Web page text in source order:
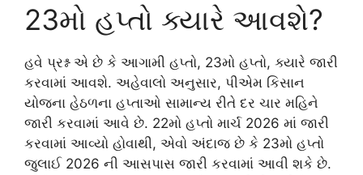
23મો હપ્તો ક્યારે આવશે?
હવે પ્રશ્ન એ છે કે આગામી હપ્તો, 23મો હપ્તો, ક્યારે જારી
કરવામાં આવશે. અહેવાલો અનુસાર, પીએમ કિસાન
યોજના હેઠળના હપ્તાઓ સામાન્ય રીતે દર ચાર મહિને
જારી કરવામાં આવે છે. 22મો હપ્તો માર્ચ 2026 માં જારી
કરવામાં આવ્યો હોવાથી, એવો અંદાજ છે કે 23મો હપ્તો
જુલાઈ 2026 ની આસપાસ જારી કરવામાં આવી શકે છે.